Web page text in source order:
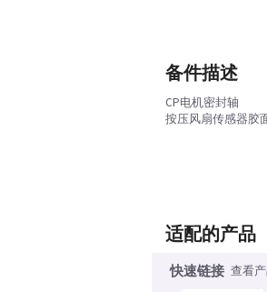
备件描述
CP电机密封轴
按压风扇传感器胶
适配的产品
快速链接 查看